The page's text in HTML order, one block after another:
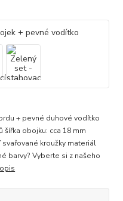
+ pevné duhové vodítko
obojku: cca 18 mm
kroužky materiál
barvy? Vyberte si z našeho